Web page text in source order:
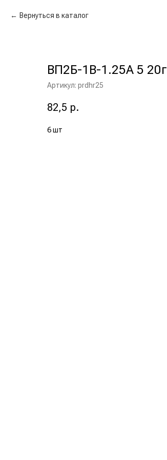
Вернуться в каталог
ВП2Б-1В-1.25А 5 20г
Артикул: prdhr25
82,5 р.
6 шт